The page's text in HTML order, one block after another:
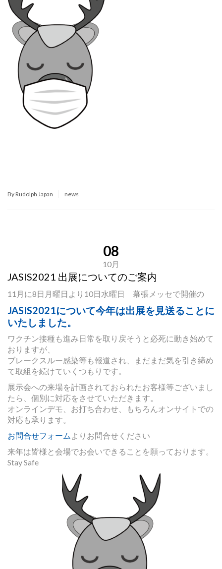
By Rudolph Japan news
08
10月
JASIS2021 出展についてのご案内
11月に8日月曜日より10日水曜日 幕張メッセで開催の
JASIS2021について今年は出展を見送ることに
いたしました。
ワクチン接種も進み日常を取り戻そうと必死に動き始めて
おりますが、
ブレークスルー感染等も報道され、まだまだ気を引き締め
て取組を続けていくつもりです。
展示会への来場を計画されておられたお客様等ございまし
たら、個別に対応をさせていただきます。
オンラインデモ、お打ち合わせ、もちろんオンサイトでの
対応も承ります。
お問合せフォーム よりお問合せください
来年は皆様と会場でお会いできることを願っております。
Stay Safe